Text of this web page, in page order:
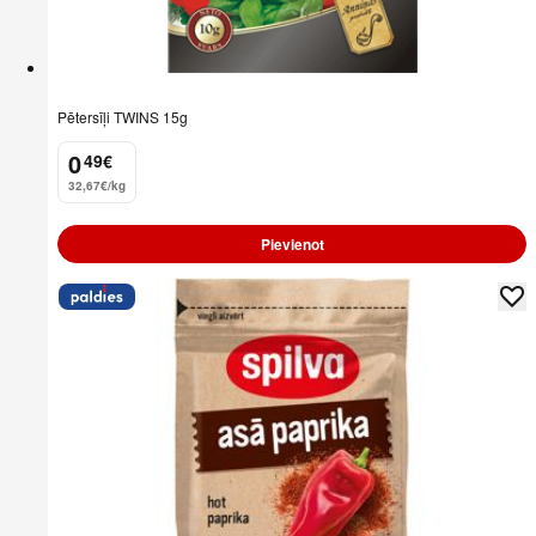
Pētersīļi TWINS 15g
0
. 49€
32,67€/kg
Pievienot